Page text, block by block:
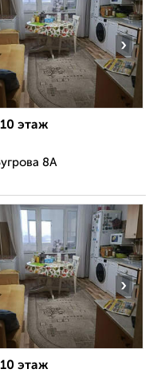
›
этаж
8А
›
этаж